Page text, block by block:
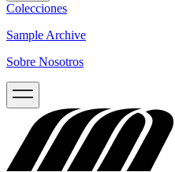
Colecciones
Sample Archive
Sobre Nosotros